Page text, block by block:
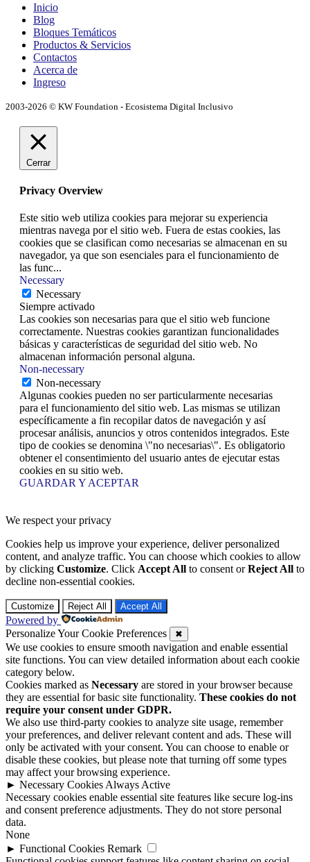
Inicio
Blog
Bloques Temáticos
Productos & Servicios
Contactos
Acerca de
Ingreso
2003-2026 © KW Foundation - Ecosistema Digital Inclusivo
Cerrar
Privacy Overview
Este sitio web utiliza cookies para mejorar su experiencia
mientras navega por el sitio web. Fuera de estas cookies, las
cookies que se clasifican como necesarias se almacenan en su
navegador, ya que son esenciales para el funcionamiento de
las func...
Necessary
Necessary
Siempre activado
Las cookies son necesarias para que el sitio web funcione
correctamente. Nuestras cookies garantizan funcionalidades
básicas y características de seguridad del sitio web. No
almacenan información personal alguna.
Non-necessary
Non-necessary
Algunas cookies pueden no ser particularmente necesarias
para el funcionamiento del sitio web. Las mismas se utilizan
específicamente a fin recopilar datos de navegación y así
procesar análisis, anuncios y otros contenidos integrados. Este
tipo de cookies se denomina \"no necesarias\". Es obligatorio
obtener el consentimiento del usuario antes de ejecutar estas
cookies en su sitio web.
GUARDAR Y ACEPTAR
We respect your privacy
Cookies help us improve your experience, deliver personalized
content, and analyze traffic. You can choose which cookies to allow
by clicking Customize. Click Accept All to consent orReject All to
decline non-essential cookies.
Customize Reject All Accept All
Powered by
Personalize Your Cookie Preferences
✖
We use cookies to ensure smooth navigation and enable essential
site functions. You can view detailed information about each cookie
category below.
Cookies marked as Necessary are stored in your browser because
they are essential for basic site functionality. These cookies do not
require your consent under GDPR.
We also use third-party cookies to analyze site usage, remember
your preferences, and deliver relevant content and ads. These will
only be activated with your consent. You can choose to enable or
disable these cookies, but please note that turning off some types
may affect your browsing experience.
► Necessary Cookies Always Active
Necessary cookies enable essential site features like secure log-ins
and consent preference adjustments. They do not store personal
data.
None
► Functional Cookies Remark